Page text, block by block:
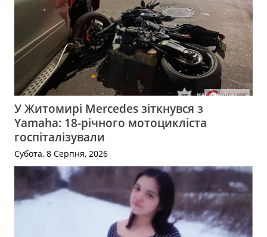
У Житомирі Mercedes зіткнувся з
Yamaha: 18-річного мотоцикліста
госпіталізували
Субота, 8 Серпня, 2026